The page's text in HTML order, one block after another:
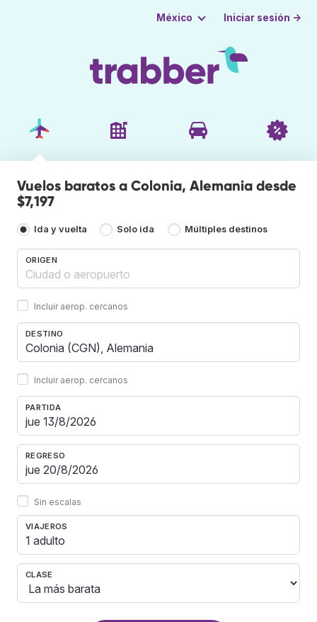
México Iniciar sesión →
Vuelos baratos a Colonia, Alemania desde
$7,197
Ida y vuelta Solo ida Múltiples destinos
ORIGEN
Incluir aerop. cercanos
DESTINO
Incluir aerop. cercanos
PARTIDA
REGRESO
Sin escalas
VIAJEROS
1 adulto
CLASE